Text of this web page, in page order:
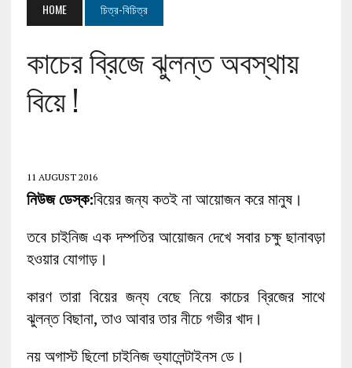
HOME চিত্র-বিচিত্র
কাচের ব্রিজে ঝুলন্ত অবস্থায়
বিয়ে !
11 AUGUST 2016
নিউজ ডেস্ক:বিয়ের জন্য কতই না আয়োজন করে মানুষ।
তবে চাইনিজ এক দম্পতির আয়োজন দেখে সবার চক্ষু ছানাবড়া
হওয়ার যোগাড়।
কারণ তারা বিয়ের জন্য বেছে নিয়ে কাচের ব্রিজের সাথে
ঝুলন্ত বিছানা, তাও আবার তার নীচে গভীর খাদ।
নয় অগাস্ট ছিলো চাইনিজ ভ্যালেন্টাইনস ডে।